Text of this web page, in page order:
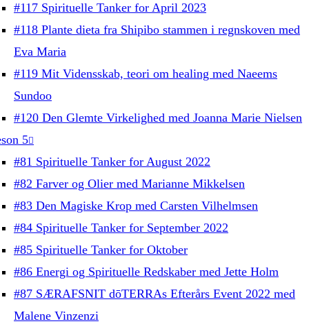
#117 Spirituelle Tanker for April 2023
#118 Plante dieta fra Shipibo stammen i regnskoven med
Eva Maria
#119 Mit Vidensskab, teori om healing med Naeems
Sundoo
#120 Den Glemte Virkelighed med Joanna Marie Nielsen
5
#81 Spirituelle Tanker for August 2022
#82 Farver og Olier med Marianne Mikkelsen
#83 Den Magiske Krop med Carsten Vilhelmsen
#84 Spirituelle Tanker for September 2022
#85 Spirituelle Tanker for Oktober
#86 Energi og Spirituelle Redskaber med Jette Holm
#87 SÆRAFSNIT dōTERRAs Efterårs Event 2022 med
Malene Vinzenzi